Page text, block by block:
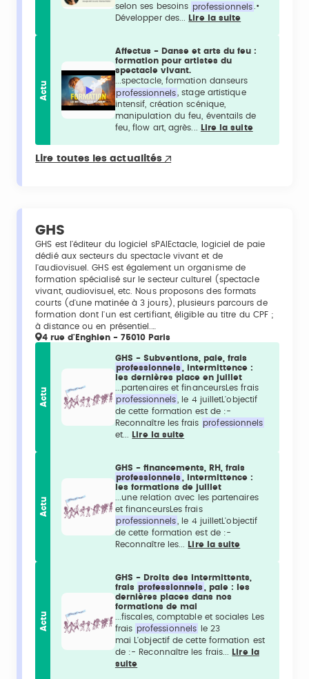
selon ses besoins professionnels .•
Développer des...
Lire la suite
Actu
Affectus - Danse et arts du feu :
formation pour artistes du
spectacle vivant.
...spectacle, formation danseurs
professionnels
, stage artistique
intensif, création scénique,
manipulation du feu, éventails de
feu, flow art, agrès...
Lire la suite
Lire toutes les actualités
GHS
GHS est l'éditeur du logiciel sPAIEctacle, logiciel de paie
dédié aux secteurs du spectacle vivant et de
l'audiovisuel. GHS est également un organisme de
formation spécialisé sur le secteur culturel (spectacle
vivant, audiovisuel, etc. Nous proposons des formats
courts (d'une matinée à 3 jours), plusieurs parcours de
formation dont l'un est certifiant, éligible au titre du CPF ;
à distance ou en présentiel.…
4 rue d'Enghien - 75010 Paris
Actu
GHS - Subventions, paie, frais
professionnels
, intermittence :
les dernières place en juillet
...partenaires et financeursLes frais
professionnels
, le 4 juilletL'objectif
de cette formation est de :-
Reconnaître les frais professionnels
et...
Lire la suite
Actu
GHS - financements, RH, frais
professionnels
, intermittence :
les formations de juillet
...une relation avec les partenaires
et financeursLes frais
professionnels
, le 4 juilletL'objectif
de cette formation est de :-
Reconnaître les...
Lire la suite
Actu
GHS - Droits des intermittents,
frais professionnels
, paie : les
dernières places dans nos
formations de mai
...fiscales, comptable et sociales Les
frais professionnels
le 23
mai L'objectif de cette formation est
de :- Reconnaître les frais...
Lire la
suite